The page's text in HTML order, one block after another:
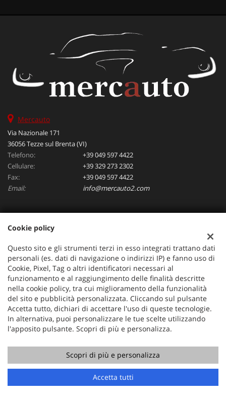
Mercauto
Via Nazionale 171
36056 Tezze sul Brenta (VI)
Telefono:
+39 049 597 4422
Cellulare:
+39 329 273 2302
Fax:
+39 049 597 4422
Email:
info@mercauto2.com
Dati fiscali:
ALLES DI INVERSO LORENZO
Via Nazionale, 171 PD - 36056 Tezze sul Brenta
C.F/P.IVA:03514030240
Registro delle imprese:PD
Copyright © 2026 GestionaleAuto.com S.r.l., Tutti i diritti
Leggi l'informativa sulla privacy
Cookie policy
Questo sito e gli strumenti terzi in esso integrati trattano dati
personali (es. dati di navigazione o indirizzi IP) e fanno uso di
Cookie, Pixel, Tag o altri identificatori necessari al
funzionamento e al raggiungimento delle finalità descritte
nella cookie policy, tra cui miglioramento della funzionalità
del sito e pubblicità personalizzata. Cliccando sul pulsante
Accetta tutto, dichiari di accettare l'uso di queste tecnologie.
In alternativa, puoi personalizzare le tue scelte utilizzando
l'apposito pulsante. Scopri di più e personalizza.
Scopri di più e personalizza
Accetta tutti